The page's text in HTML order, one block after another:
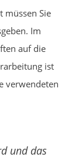
müssen Sie
Im
auf die
ist
verwendeten
und das